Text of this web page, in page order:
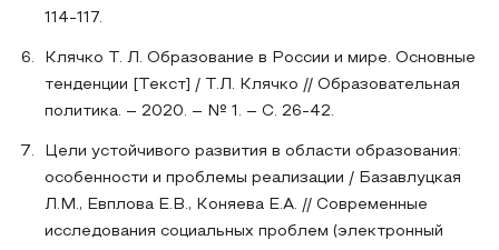
114-117.
Клячко Т. Л. Образование в России и мире. Основные
тенденции [Текст] / Т.Л. Клячко // Образовательная
политика. – 2020. – № 1. – С. 26-42.
Цели устойчивого развития в области образования:
особенности и проблемы реализации / Базавлуцкая
Л.М., Евплова Е.В., Коняева Е.А. // Современные
исследования социальных проблем (электронный